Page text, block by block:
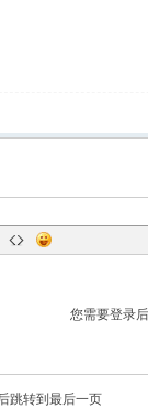
您需要登录
跳转到最后一页